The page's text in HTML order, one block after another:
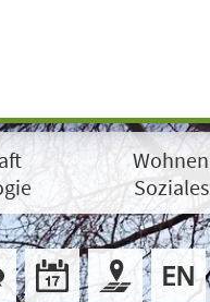
Wohnen
Soziales